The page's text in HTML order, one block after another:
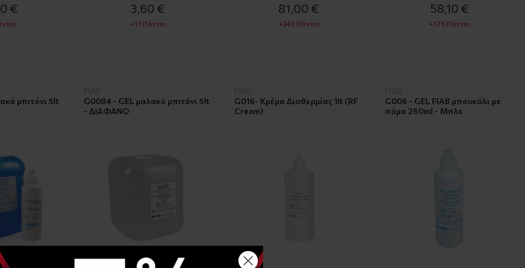
€ 3,60 €
+11 Πόντοι
81,00 €
+243 Πόντοι
58,10 €
+175 Πόντοι
μπιτόνι 5lt
G0084 - GEL μαλακό μπιτόνι 5lt
- ΔΙΑΦΑΝΟ
G016- Κρέμα Διαθερμίας 1lt (RF
Cream)
G006 - GEL FIAB μπουκάλι με
πόμα 260ml - Μπλε